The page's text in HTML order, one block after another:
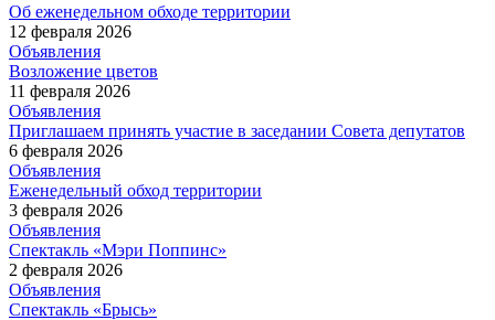
Об еженедельном обходе территории
12 февраля 2026
Объявления
Возложение цветов
11 февраля 2026
Объявления
Приглашаем принять участие в заседании Совета депутатов
6 февраля 2026
Объявления
Еженедельный обход территории
3 февраля 2026
Объявления
Спектакль «Мэри Поппинс»
2 февраля 2026
Объявления
Спектакль «Брысь»